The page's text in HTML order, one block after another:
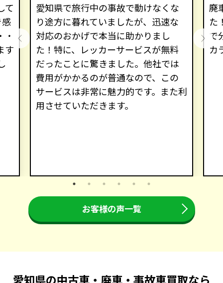
て
す
愛知県で旅行中の事故で動けなくな
り途方に暮れていましたが、迅速な
対応のおかげで本当に助かりまし
た！特に、レッカーサービスが無料
だったことに驚きました。他社では
費用がかかるのが普通なので、この
サービスは非常に魅力的です。また利
用させていただきます。
廃
た
で
カ
お客様の声一覧
愛知県の中古車・廃車・事故車買取なら